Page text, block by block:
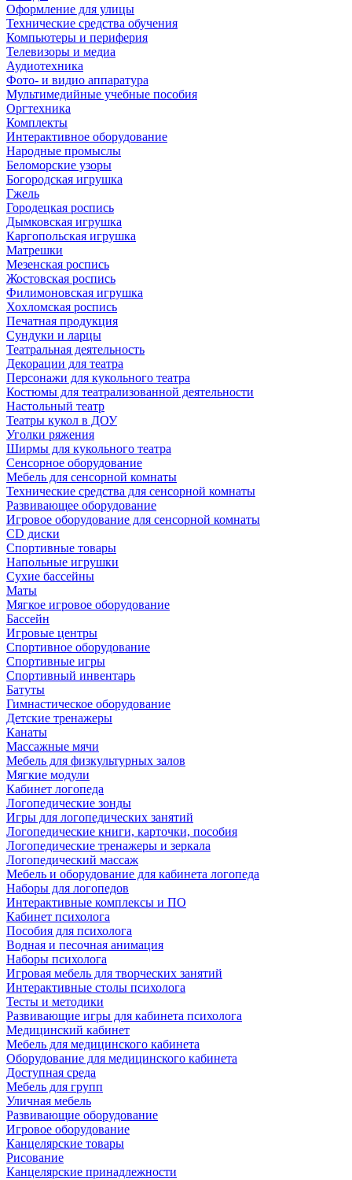
Оформление для улицы
Технические средства обучения
Компьютеры и периферия
Телевизоры и медиа
Аудиотехника
Фото- и видио аппаратура
Мультимедийные учебные пособия
Оргтехника
Комплекты
Интерактивное оборудование
Народные промыслы
Беломорские узоры
Богородская игрушка
Гжель
Городецкая роспись
Дымковская игрушка
Каргопольская игрушка
Матрешки
Мезенская роспись
Жостовская роспись
Филимоновская игрушка
Хохломская роспись
Печатная продукция
Сундуки и ларцы
Театральная деятельность
Декорации для театра
Персонажи для кукольного театра
Костюмы для театрализованной деятельности
Настольный театр
Театры кукол в ДОУ
Уголки ряжения
Ширмы для кукольного театра
Сенсорное оборудование
Мебель для сенсорной комнаты
Технические средства для сенсорной комнаты
Развивающее оборудование
Игровое оборудование для сенсорной комнаты
CD диски
Спортивные товары
Напольные игрушки
Сухие бассейны
Маты
Мягкое игровое оборудование
Бассейн
Игровые центры
Спортивное оборудование
Спортивные игры
Спортивный инвентарь
Батуты
Гимнастическое оборудование
Детские тренажеры
Канаты
Массажные мячи
Мебель для физкультурных залов
Мягкие модули
Кабинет логопеда
Логопедические зонды
Игры для логопедических занятий
Логопедические книги, карточки, пособия
Логопедические тренажеры и зеркала
Логопедический массаж
Мебель и оборудование для кабинета логопеда
Наборы для логопедов
Интерактивные комплексы и ПО
Кабинет психолога
Пособия для психолога
Водная и песочная анимация
Наборы психолога
Игровая мебель для творческих занятий
Интерактивные столы психолога
Тесты и методики
Развивающие игры для кабинета психолога
Медицинский кабинет
Мебель для медицинского кабинета
Оборудование для медицинского кабинета
Доступная среда
Мебель для групп
Уличная мебель
Развивающие оборудование
Игровое оборудование
Канцелярские товары
Рисование
Канцелярские принадлежности